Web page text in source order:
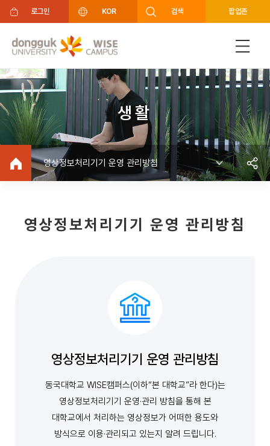
주메뉴 바로가기
푸터 바로가기
로그인 KOR 검색 팝업존
생활
영상정보처리기기 운영 관리방침
영상정보처리기기 운영 관리방침
영상정보처리기기 운영 관리방침
동국대학교 WISE캠퍼스(이하“본 대학교”라 한다)는
영상정보처리기기 운영·관리 방침을 통해 본
대학교에서 처리하는 영상정보가 어떠한 용도와
방식으로 이용·관리되고 있는지 알려 드립니다.